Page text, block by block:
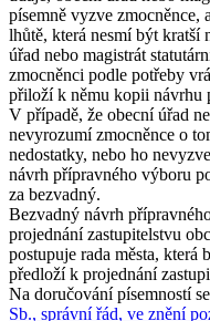
písemně vyzve zmocněnce,
lhůtě, která nesmí být kratší
úřad nebo magistrát
zmocněnci podle potřeby
přiloží k němu kopii návrhu
V případě, že obecní úřad
nevyrozumí zmocněnce o
nedostatky, nebo ho
návrh přípravného výboru
za bezvadný.
Bezvadný návrh
projednání zastupitelstvu
postupuje rada města,
předloží k projednání
Na doručování písemností
Sb., správní řád, ve znění